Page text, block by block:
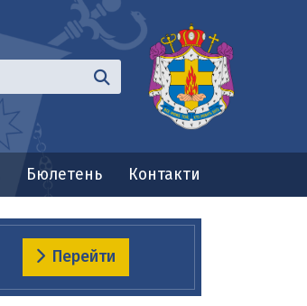
Бюлетень Контакти
Перейти